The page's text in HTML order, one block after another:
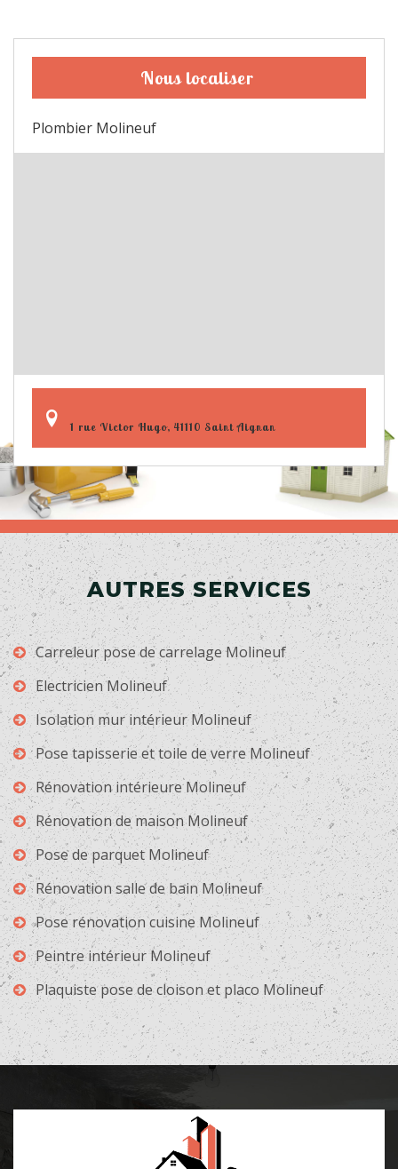
Nous localiser
Plombier Molineuf
1 rue Victor Hugo, 41110 Saint Aignan
AUTRES SERVICES
Carreleur pose de carrelage Molineuf
Electricien Molineuf
Isolation mur intérieur Molineuf
Pose tapisserie et toile de verre Molineuf
Rénovation intérieure Molineuf
Rénovation de maison Molineuf
Pose de parquet Molineuf
Rénovation salle de bain Molineuf
Pose rénovation cuisine Molineuf
Peintre intérieur Molineuf
Plaquiste pose de cloison et placo Molineuf